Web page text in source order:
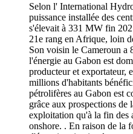
Selon l' International
puissance installée des
s'élevait à 331 MW fin
21e rang en Afrique, loin
Son voisin le Cameroun a
l'énergie au Gabon est
producteur et exportateur,
millions d'habitants
pétrolifères au Gabon est
grâce aux prospections de
exploitation qu'à la fin des
onshore. . En raison de la